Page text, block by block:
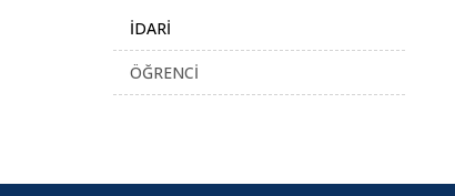
İDARİ
ÖĞRENCİ